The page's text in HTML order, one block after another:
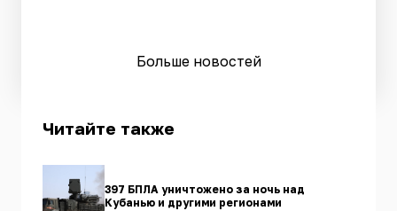
Больше новостей
Читайте также
397 БПЛА уничтожено за ночь над
Кубанью и другими регионами